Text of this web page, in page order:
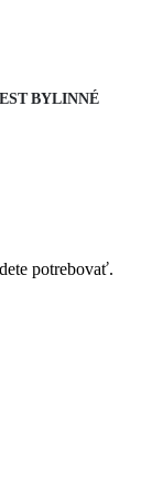
BYLINNÉ
potrebovať.